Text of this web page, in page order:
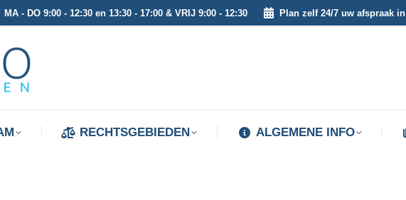
MA - DO 9:00 - 12:30 en 13:30 - 17:00 & VRIJ 9:00 - 12:30 Plan zelf 24/7 uw afspraak in
RECHTSGEBIEDEN ALGEMENE INFO
RECHTSGEBIEDEN ALGEMENE INFO